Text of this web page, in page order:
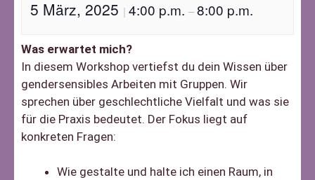
5 März, 2025 | 4:00 p.m. –8:00 p.m.
Was erwartet mich?
In diesem Workshop vertiefst du dein Wissen über
gendersensibles Arbeiten mit Gruppen. Wir
sprechen über geschlechtliche Vielfalt und was sie
für die Praxis bedeutet. Der Fokus liegt auf
konkreten Fragen:
Wie gestalte und halte ich einen Raum, in